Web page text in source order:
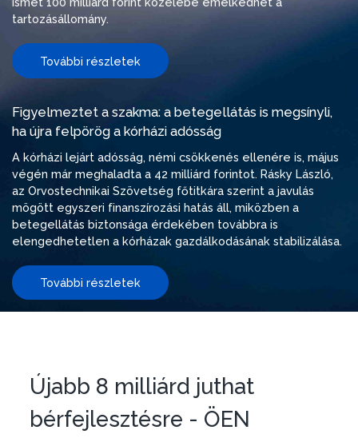
tartozásállomány.
További részletek
Figyelmeztet a szakma: a betegellátás is megsínyli,
ha újra felpörög a kórházi adósság
A kórházi lejárt adósság, némi csökkenés ellenére is, május
végén már meghaladta a 42 milliárd forintot. Rásky László,
az Orvostechnikai Szövetség főtitkára szerint a javulás
mögött egyszeri finanszírozási hatás áll, miközben a
betegellátás biztonsága érdekében továbbra is
elengedhetetlen a kórházak gazdálkodásának stabilizálása.
További részletek
Újabb 8 milliárd juthat
bérfejlesztésre - ÖEN